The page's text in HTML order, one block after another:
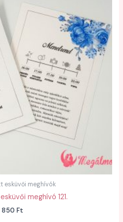
esküvői meghívók
meghívó 121.
850 Ft